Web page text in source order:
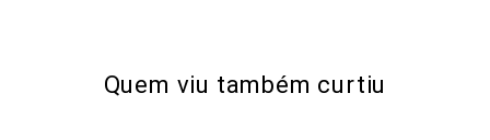
Quem viu também curtiu